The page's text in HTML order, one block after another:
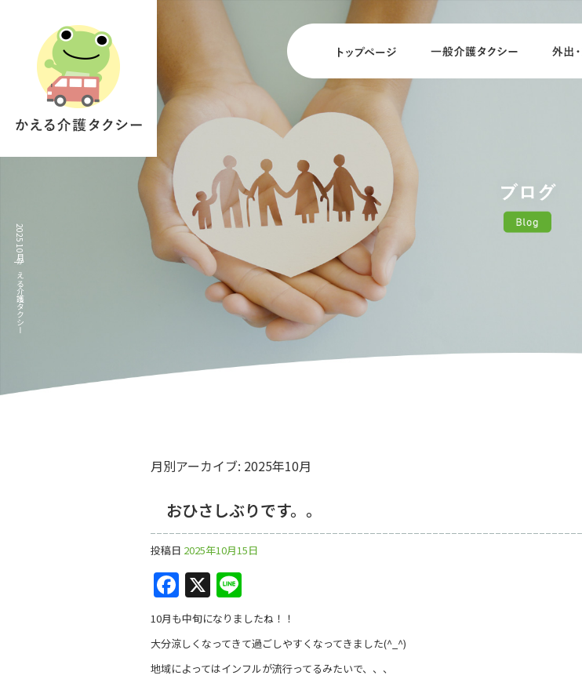
2025 10月|かえる介護タクシー
月別アーカイブ: 2025年10月
おひさしぶりです。。
投稿日 2025年10月15日
F
a
c
e
X
n
e
10月も中旬になりましたね！！
大分涼しくなってきて過ごしやすくなってきました(^_^)
地域によってはインフルが流行ってるみたいで、、、